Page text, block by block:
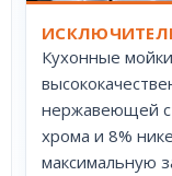
Кухонные
нержавеющей
хрома и 8%
максимальную